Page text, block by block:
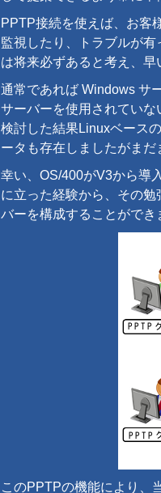
PPTP接続を使えば、お客
監視したり、トラブルが
は将来必ずあると考え、
通常であれば Windows サ
サーバーを使用されてい
検討した結果Linuxベース
ータも存在しましたがま
幸い、OS/400がV3から導
に立った経験から、その
バーを構成することができ
このPPTPの機能により、